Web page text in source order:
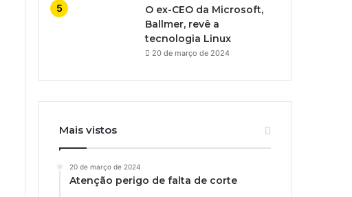
O ex-CEO da Microsoft,
Ballmer, revê a
tecnologia Linux
20 de março de 2024
Mais vistos
20 de março de 2024
Atenção perigo de falta de corte